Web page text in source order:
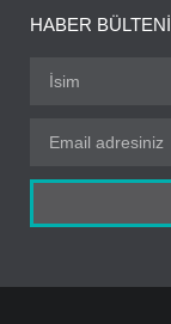
HABER BÜLTENI